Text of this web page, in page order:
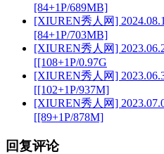
[84+1P/689MB]
[XIUREN秀人网]
[84+1P/703MB]
[XIUREN秀人网]
[[108+1P/0.97G
[XIUREN秀人网]
[[102+1P/937M]
[XIUREN秀人网]
[[89+1P/878M]
回复评论